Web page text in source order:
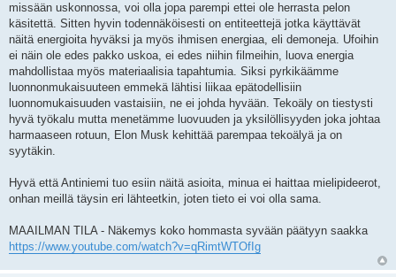
missään uskonnossa, voi olla jopa parempi ettei ole herrasta pelon
käsitettä. Sitten hyvin todennäköisesti on entiteettejä jotka käyttävät
näitä energioita hyväksi ja myös ihmisen energiaa, eli demoneja. Ufoihin
ei näin ole edes pakko uskoa, ei edes niihin filmeihin, luova energia
mahdollistaa myös materiaalisia tapahtumia. Siksi pyrkikäämme
luonnonmukaisuuteen emmekä lähtisi liikaa epätodellisiin
luonnomukaisuuden vastaisiin, ne ei johda hyvään. Tekoäly on tiestysti
hyvä työkalu mutta menetämme luovuuden ja yksilöllisyyden joka johtaa
harmaaseen rotuun, Elon Musk kehittää parempaa tekoälyä ja on
syytäkin.
Hyvä että Antiniemi tuo esiin näitä asioita, minua ei haittaa mielipideerot,
onhan meillä täysin eri lähteetkin, joten tieto ei voi olla sama.
MAAILMAN TILA - Näkemys koko hommasta syvään päätyyn saakka
https://www.youtube.com/watch?v=qRimtWTOfIg